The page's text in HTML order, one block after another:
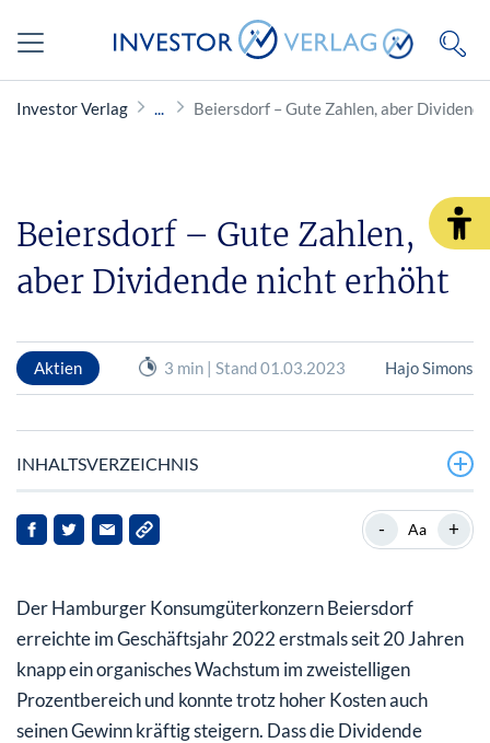
Investor Verlag Beiersdorf – Gute Zahlen, aber
Beiersdorf – Gute Zahlen,
aber Dividende nicht erhöht
Aktien 3 min | Stand 01.03.2023 Hajo Simons
INHALTSVERZEICHNIS
Stärkstes Wachstum seit langem
Gewinnzahlen im Bereich der Erwartungen
Stabile Dividende und vorsichtiger Ausblick verärgern
Anleger
- Aa +
Der Hamburger Konsumgüterkonzern Beiersdorf
erreichte im Geschäftsjahr 2022 erstmals seit 20 Jahren
knapp ein organisches Wachstum im zweistelligen
Prozentbereich und konnte trotz hoher Kosten auch
seinen Gewinn kräftig steigern. Dass die Dividende